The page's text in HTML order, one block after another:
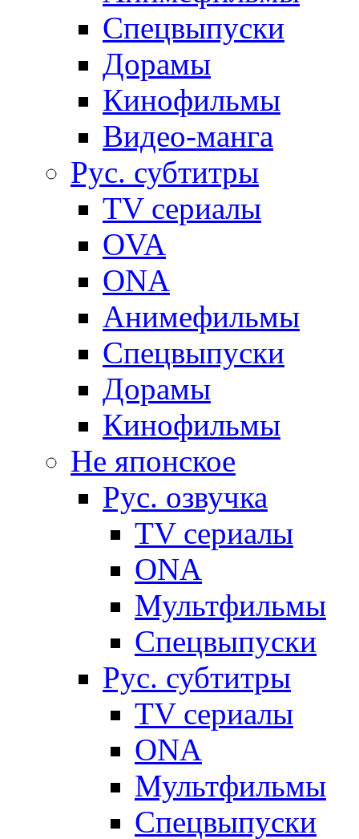
Спецвыпуски
Дорамы
Кинофильмы
Видео-манга
Рус. субтитры
TV сериалы
OVA
ONA
Анимефильмы
Спецвыпуски
Дорамы
Кинофильмы
Не японское
Рус. озвучка
TV сериалы
ONA
Мультфильмы
Спецвыпуски
Рус. субтитры
TV сериалы
ONA
Мультфильмы
Спецвыпуски